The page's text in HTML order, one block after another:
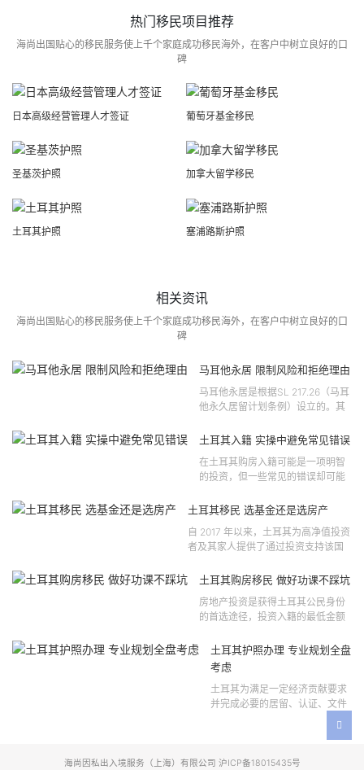
热门移民项目推荐
海尚出国贴心的移民服务使上千个家庭成功移民海外，在客户中树立良好的口
碑
日本高级经营管理人才签证 葡萄牙基金移民
圣基茨护照 加拿大留学移民
土耳其护照 塞浦路斯护照
相关资讯
海尚出国贴心的移民服务使上千个家庭成功移民海外，在客户中树立良好的口
碑
马耳他永居 限制风险和拒绝理由
马耳他永居是根据SL 217.26（马耳
他永久居留计划条例）设立的。其
121 号法律公告，并随后根据2024
土耳其入籍 实操中避免常见错误
在土耳其购房入籍可能是一项明智
的投资，但一些常见的错误却可能
失。许多投资者轻信营销宣传或不
土耳其移民 选基金还是选房产
自 2017 年以来，土耳其为高净值投资
者及其家人提供了通过投资支持该国
会。 该计划的一大亮点在于其涵盖广
土耳其购房移民 做好功课不踩坑
房地产投资是获得土耳其公民身份
的首选途径，投资入籍的最低金额
二手房产。这一门槛自2019年调整
以来一直未变，适用于经持牌...
土耳其护照办理 专业规划全盘
考虑
土耳其为满足一定经济贡献要求
并完成必要的居留、认证、文件
者提供投资入籍途径。 土耳其护
海尚因私出入境服务（上海）有限公司 沪ICP备18015435号